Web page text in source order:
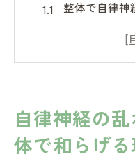
整体で自律神
解説
整体を活用し
自律神経の
体で和らげる